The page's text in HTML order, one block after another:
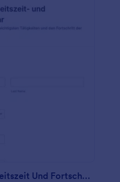
Wöchentliche Arbeitszeit Und Fortschrittsbericht Fragebogen